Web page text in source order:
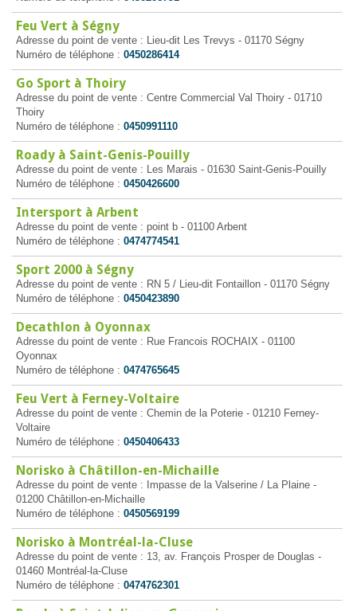
Feu Vert à Ségny
Adresse du point de vente : Lieu-dit Les Trevys - 01170 Ségny
Numéro de téléphone : 0450286414
Go Sport à Thoiry
Adresse du point de vente : Centre Commercial Val Thoiry - 01710
Thoiry
Numéro de téléphone : 0450991110
Roady à Saint-Genis-Pouilly
Adresse du point de vente : Les Marais - 01630 Saint-Genis-Pouilly
Numéro de téléphone : 0450426600
Intersport à Arbent
Adresse du point de vente : point b - 01100 Arbent
Numéro de téléphone : 0474774541
Sport 2000 à Ségny
Adresse du point de vente : RN 5 / Lieu-dit Fontaillon - 01170 Ségny
Numéro de téléphone : 0450423890
Decathlon à Oyonnax
Adresse du point de vente : Rue Francois ROCHAIX - 01100
Oyonnax
Numéro de téléphone : 0474765645
Feu Vert à Ferney-Voltaire
Adresse du point de vente : Chemin de la Poterie - 01210 Ferney-
Voltaire
Numéro de téléphone : 0450406433
Norisko à Châtillon-en-Michaille
Adresse du point de vente : Impasse de la Valserine / La Plaine -
01200 Châtillon-en-Michaille
Numéro de téléphone : 0450569199
Norisko à Montréal-la-Cluse
Adresse du point de vente : 13, av. François Prosper de Douglas -
01460 Montréal-la-Cluse
Numéro de téléphone : 0474762301